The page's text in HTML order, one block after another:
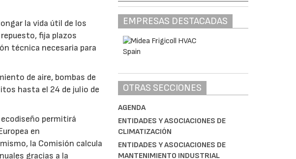
la vida útil de los
fija plazos
técnica necesaria para
de aire, bombas de
hasta el 24 de julio de
permitirá
en
la Comisión calcula
gracias a la
EMPRESAS DESTACADAS
OTRAS SECCIONES
AGENDA
ENTIDADES Y ASOCIACIONES DE
CLIMATIZACIÓN
ENTIDADES Y ASOCIACIONES DE
MANTENIMIENTO INDUSTRIAL